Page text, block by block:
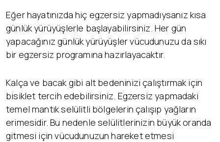
Eğer hayatınızda hiç egzersiz yapmadıysanız kısa
günlük yürüyüşlerle başlayabilirsiniz. Her gün
yapacağınız günlük yürüyüşler vücudunuzu da sıkı
bir egzersiz programına hazırlayacaktır.
Kalça ve bacak gibi alt bedeninizi çalıştırmak için
bisiklet tercih edebilirsiniz. Egzersiz yapmadaki
temel mantık selülitli bölgelerin çalışıp yağların
erimesidir. Bu nedenle selülitlerinizin büyük oranda
gitmesi için vücudunuzun hareket etmesi